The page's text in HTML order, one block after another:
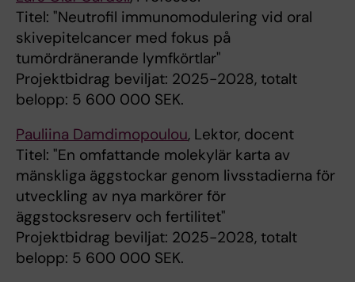
Titel: "Neutrofil immunomodulering vid oral
skivepitelcancer med fokus på
tumördränerande lymfkörtlar"
Projektbidrag beviljat: 2025-2028, totalt
belopp: 5 600 000 SEK.
Pauliina Damdimopoulou, Lektor, docent
Titel: "En omfattande molekylär karta av
mänskliga äggstockar genom livsstadierna för
utveckling av nya markörer för
äggstocksreserv och fertilitet"
Projektbidrag beviljat: 2025-2028, totalt
belopp: 5 600 000 SEK.